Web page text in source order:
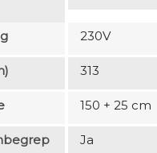
230V
313
150 + 25 cm
Ja